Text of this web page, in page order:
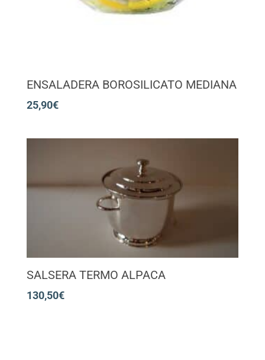
ENSALADERA BOROSILICATO MEDIANA
25,90€
SALSERA TERMO ALPACA
130,50€